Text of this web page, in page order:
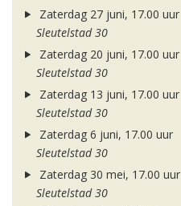
Zaterdag 27 juni, 17.00 uur
Sleutelstad 30
Zaterdag 20 juni, 17.00 uur
Sleutelstad 30
Zaterdag 13 juni, 17.00 uur
Sleutelstad 30
Zaterdag 6 juni, 17.00 uur
Sleutelstad 30
Zaterdag 30 mei, 17.00 uur
Sleutelstad 30